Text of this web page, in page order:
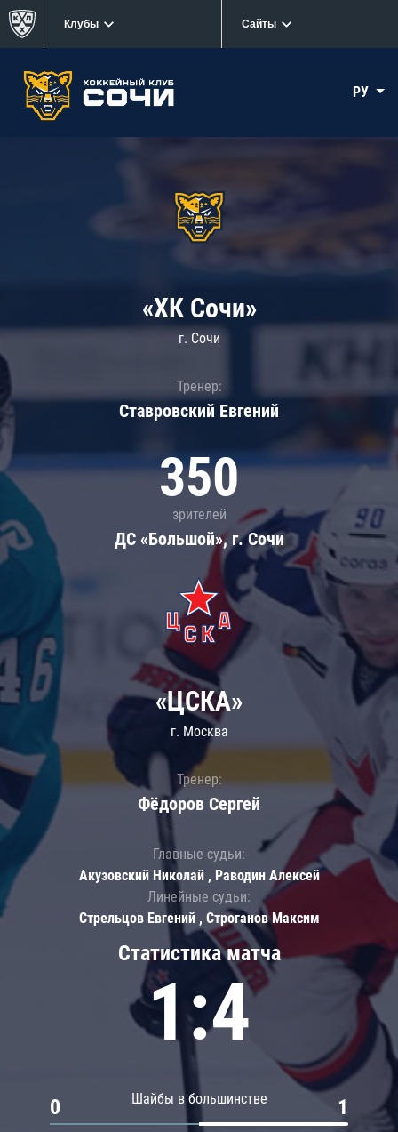
Клубы Сайты
РУ
«ХК Сочи»
г. Сочи
Тренер:
Ставровский Евгений
350
зрителей
ДС «Большой», г. Сочи
Статистика матча
1:4
Шайбы в большинстве
0 1
«ЦСКА»
г. Москва
Тренер:
Фёдоров Сергей
Главные судьи:
Акузовский Николай , Раводин Алексей
Линейные судьи:
Стрельцов Евгений , Строганов Максим